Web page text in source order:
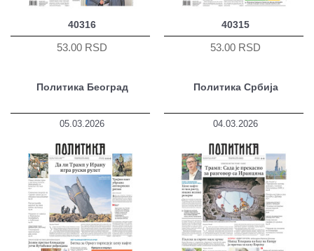
40316
53.00 RSD
40315
53.00 RSD
Политика Београд
05.03.2026
Политика Србија
04.03.2026